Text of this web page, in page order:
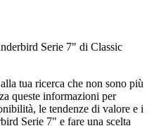
Serie 7" di Classic
tua ricerca che non sono più
queste informazioni per
le tendenze di valore e i
Serie 7" e fare una scelta